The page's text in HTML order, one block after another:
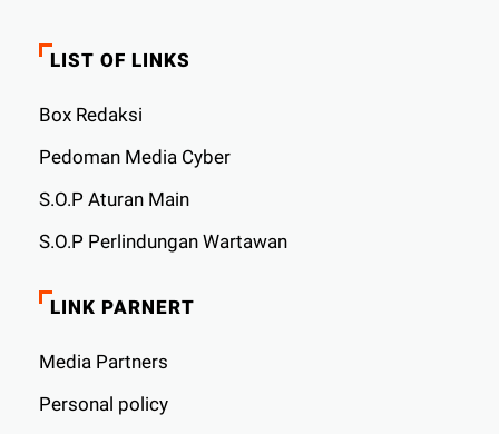
LIST OF LINKS
Box Redaksi
Pedoman Media Cyber
S.O.P Aturan Main
S.O.P Perlindungan Wartawan
LINK PARNERT
Media Partners
Personal policy